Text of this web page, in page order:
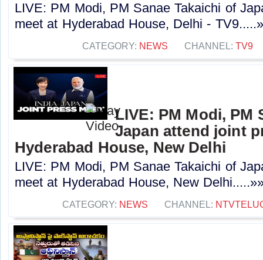
LIVE: PM Modi, PM Sanae Takaichi of
meet at Hyderabad House, Delhi -
CATEGORY: NEWS CHANNEL: TV9
LIVE: PM Modi, PM
Japan attend joint
Hyderabad House, New Delhi
LIVE: PM Modi, PM Sanae Takaichi of
meet at Hyderabad House, New
CATEGORY: NEWS CHANNEL: